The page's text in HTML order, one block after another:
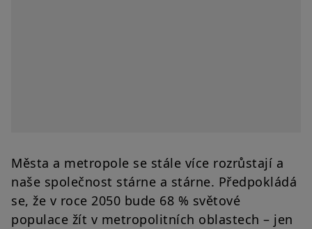
Města a metropole se stále více rozrůstají a
naše společnost stárne a stárne. Předpokládá
se, že v roce 2050 bude 68 % světové
populace žít v metropolitních oblastech – jen